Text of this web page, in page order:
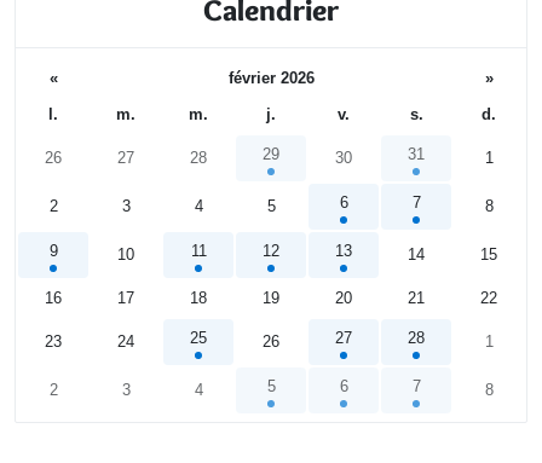
Calendrier
« février 2026
»
l.
m. m. j. v. s. d.
26 27 28 29 30 31 1
2 3 4 5 6 7 8
9 10 11 12 13 14 15
16 17 18 19 20 21 22
23 24 25 26 27 28 1
2 3 4 5 6 7 8